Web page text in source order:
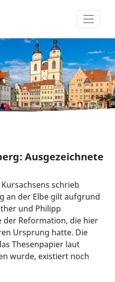
Facharztvermittlung
Ausgezeichnete
schrieb
an der Elbe gilt aufgrund
und Philipp
der Reformation, die hier
Ursprung hatte. Die
Thesenpapier laut
wurde, existiert noch